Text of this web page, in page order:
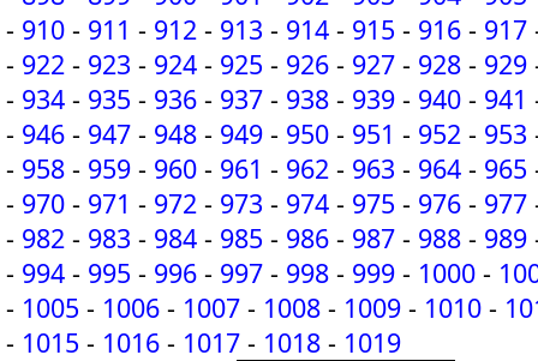
- 910 - 911 - 912 - 913 - 914 - 915 - 916 - 917
- 922 - 923 - 924 - 925 - 926 - 927 - 928 - 929
- 934 - 935 - 936 - 937 - 938 - 939 - 940 - 941
- 946 - 947 - 948 - 949 - 950 - 951 - 952 - 953
- 958 - 959 - 960 - 961 - 962 - 963 - 964 - 965
- 970 - 971 - 972 - 973 - 974 - 975 - 976 - 977
- 982 - 983 - 984 - 985 - 986 - 987 - 988 - 989
- 994 - 995 - 996 - 997 - 998 - 999 - 1000 -
- 1005 - 1006 - 1007 - 1008 - 1009 - 1010 -
- 1015 - 1016 - 1017 - 1018 - 1019